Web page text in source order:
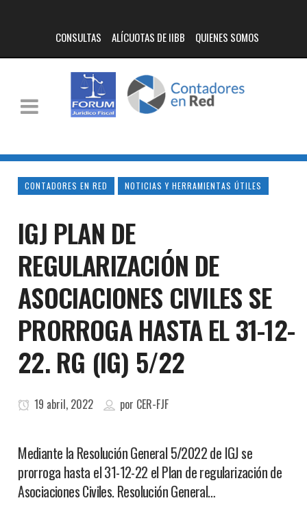
CONSULTAS ALÍCUOTAS DE IIBB QUIENES SOMOS
CONTADORES EN RED NOTICIAS Y HERRAMIENTAS ÚTILES
IGJ PLAN DE
REGULARIZACIÓN DE
ASOCIACIONES CIVILES SE
PRORROGA HASTA EL 31-12-
22. RG (IG) 5/22
19 abril, 2022 por CER-FJF
Mediante la Resolución General 5/2022 de IGJ se
prorroga hasta el 31-12-22 el Plan de regularización de
Asociaciones Civiles. Resolución General…